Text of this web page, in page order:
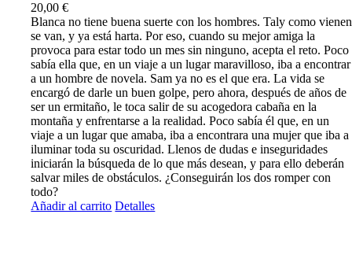
20,00€
Blanca no tiene buena suerte con los hombres. Taly como vienen
se van, y ya está harta. Por eso, cuando su mejor amiga la
provoca para estar todo un mes sin ninguno, acepta el reto. Poco
sabía ella que, en un viaje a un lugar maravilloso, iba a encontrar
a un hombre de novela. Sam ya no es el que era. La vida se
encargó de darle un buen golpe, pero ahora, después de años de
ser un ermitaño, le toca salir de su acogedora cabaña en la
montaña y enfrentarse a la realidad. Poco sabía él que, en un
viaje a un lugar que amaba, iba a encontrara una mujer que iba a
iluminar toda su oscuridad. Llenos de dudas e inseguridades
iniciarán la búsqueda de lo que más desean, y para ello deberán
salvar miles de obstáculos. ¿Conseguirán los dos romper con
todo?
Añadir al carrito Detalles